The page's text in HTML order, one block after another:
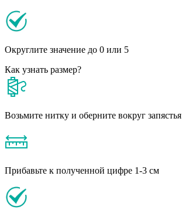
Округлите значение до 0 или 5
Как узнать размер?
Возьмите нитку и оберните вокруг запястья
Прибавьте к полученной цифре 1-3 см